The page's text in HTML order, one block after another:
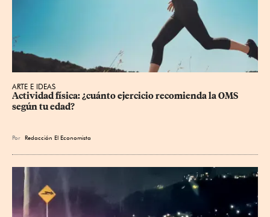
ARTE E IDEAS
Actividad física: ¿cuánto ejercicio recomienda la OMS
según tu edad?
Por Redacción El Economista